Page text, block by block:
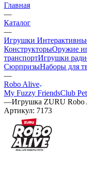
Главная
—
Каталог
—
Игрушки
КонструкторыОружие
транспортИгрушки
СюрпризыНаборы для
—
Robo Alive
My Fuzzy FriendsClub
—Игрушка ZURU Robo
Артикул: 7173